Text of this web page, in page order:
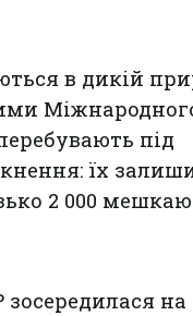
в дикій
під
їх
2 000
на